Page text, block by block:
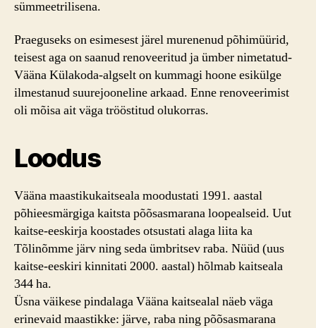
sümmeetrilisena.
Praeguseks on esimesest järel murenenud põhimüürid,
teisest aga on saanud renoveeritud ja ümber nimetatud-
Vääna Külakoda-algselt on kummagi hoone esikülge
ilmestanud suurejooneline arkaad. Enne renoveerimist
oli mõisa ait väga trööstitud olukorras.
Loodus
Vääna maastikukaitseala moodustati 1991. aastal
põhieesmärgiga kaitsta põõsasmarana loopealseid. Uut
kaitse-eeskirja koostades otsustati alaga liita ka
Tõlinõmme järv ning seda ümbritsev raba. Nüüd (uus
kaitse-eeskiri kinnitati 2000. aastal) hõlmab kaitseala
344 ha.
Üsna väikese pindalaga Vääna kaitsealal näeb väga
erinevaid maastikke: järve, raba ning põõsasmarana